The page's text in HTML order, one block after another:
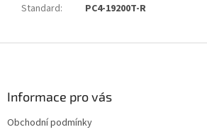
Standard: PC4-19200T-R
Informace pro vás
Obchodní podmínky